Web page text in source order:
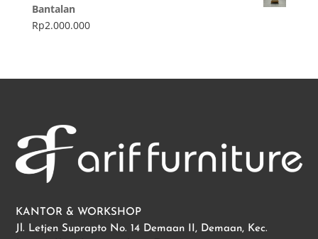
Bantalan
Rp2.000.000
KANTOR & WORKSHOP
Jl. Letjen Suprapto No. 14 Demaan II, Demaan, Kec.